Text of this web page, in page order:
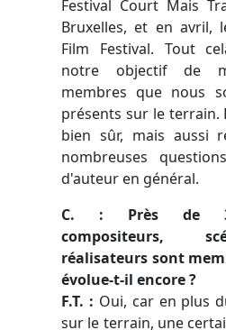
Festival Court Mais
Bruxelles, et en avril,
Film Festival. Tout
notre objectif de
membres que nous
présents sur le terrain.
bien sûr, mais aussi
nombreuses
d'auteur en général.
C. : Près de
compositeurs,
réalisateurs sont
évolue-t-il encore ?
F.T. : Oui, car en plus
sur le terrain, une